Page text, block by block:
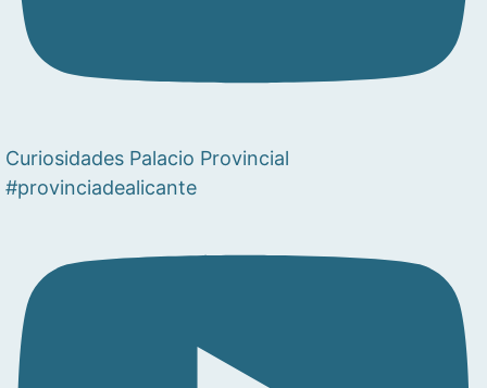
Curiosidades Palacio Provincial
#provinciadealicante